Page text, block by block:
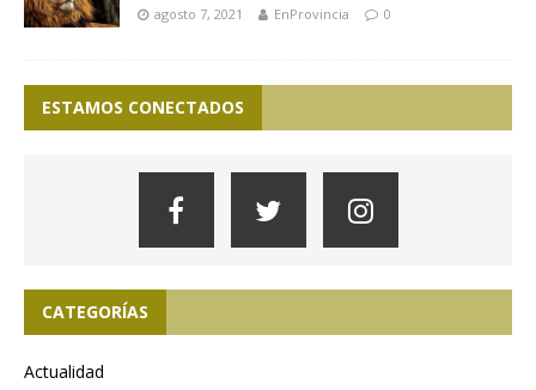
agosto 7, 2021 EnProvincia 0
ESTAMOS CONECTADOS
CATEGORÍAS
Actualidad